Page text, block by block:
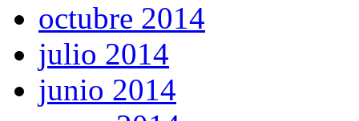
octubre 2014
julio 2014
junio 2014